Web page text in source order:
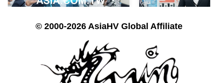
© 2000-2026 AsiaHV Global Affiliate